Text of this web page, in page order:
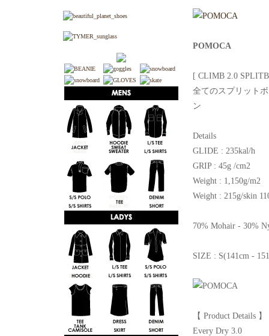
POMOCA
[ CLIMB 2.0
全てのスプリット
ン
Details
GLIDE : 235kal/h
GRIP : 45g /cm2
Weight : 1,150g/m2
Weight : 215g/skin
70% Mohair - 30%
SIZE : S(141cm -
【 Product Details 】
Every Dry 3.0